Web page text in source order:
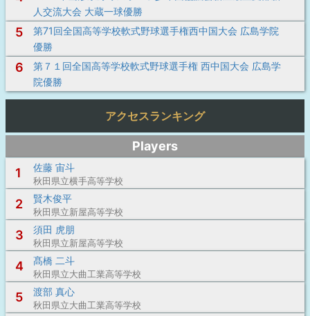
人交流大会 大蔵一球優勝
5
第71回全国高等学校軟式野球選手権西中国大会 広島学院
優勝
6
第７１回全国高等学校軟式野球選手権 西中国大会 広島学
院優勝
アクセスランキング
Players
1
佐藤 宙斗
秋田県立横手高等学校
2 賢木俊平
秋田県立新屋高等学校
3 須田 虎朋
秋田県立新屋高等学校
4 髙橋 二斗
秋田県立大曲工業高等学校
5 渡部 真心
秋田県立大曲工業高等学校